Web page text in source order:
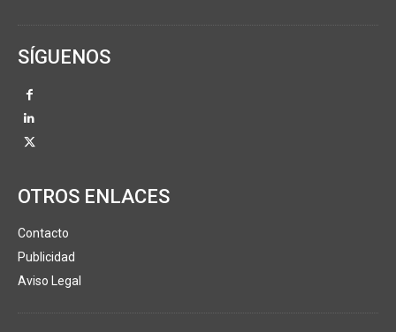
SÍGUENOS
OTROS ENLACES
Contacto
Publicidad
Aviso Legal